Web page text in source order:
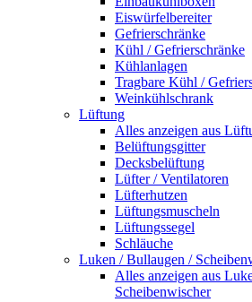
Eiswürfelbereiter
Gefrierschränke
Kühl / Gefrierschränke
Kühlanlagen
Tragbare Kühl /
Weinkühlschrank
Lüftung
Alles anzeigen aus
Belüftungsgitter
Decksbelüftung
Lüfter / Ventilatoren
Lüfterhutzen
Lüftungsmuscheln
Lüftungssegel
Schläuche
Luken / Bullaugen /
Alles anzeigen aus
Scheibenwischer